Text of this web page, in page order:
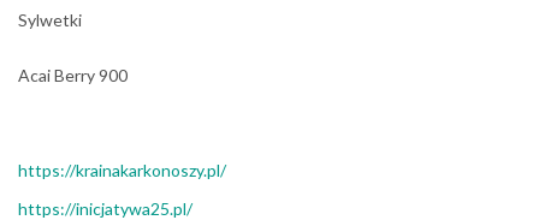
Sylwetki
Acai Berry 900
https://krainakarkonoszy.pl/
https://inicjatywa25.pl/